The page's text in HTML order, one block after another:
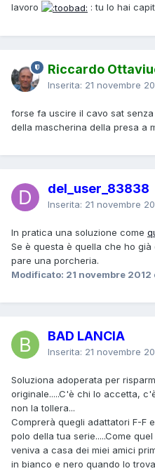
lavoro
: tu lo hai
Riccardo
Inserita: 21 novembre
forse fa uscire il cavo sat
della mascherina della presa a
del_user_83838
Inserita: 21 novembre
In pratica una soluzione come
Se è questa è quella che ho
pare una porcheria.
Modificato: 21 novembre 2012
BAD LANCIA
Inserita: 21 novembre
Soluziona adoperata per
originale.....C'è chi lo accetta,
non la tollera...
Comprerà quegli adattatori F-F
polo della tua serie.....Come
veniva a casa dei miei amici
in bianco e nero quando lo